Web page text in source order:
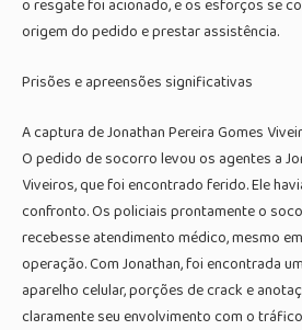
o resgate foi acionado, e os esforços se
origem do pedido e prestar assistência.
Prisões e apreensões significativas
A captura de Jonathan Pereira Gomes
O pedido de socorro levou os agentes a
Viveiros, que foi encontrado ferido. Ele
confronto. Os policiais prontamente o
recebesse atendimento médico, mesmo
operação. Com Jonathan, foi encontrada
aparelho celular, porções de crack e
claramente seu envolvimento com o